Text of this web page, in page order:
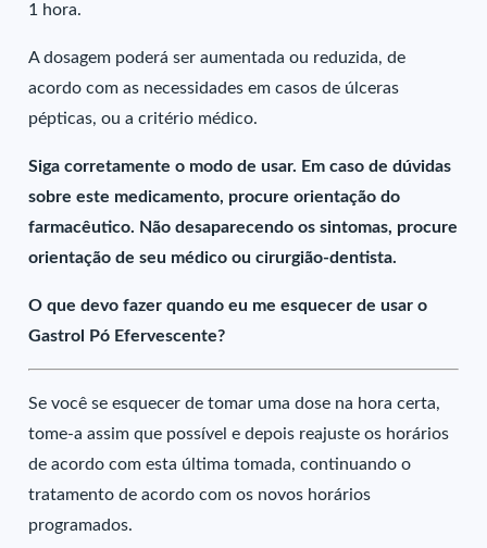
1 hora.
A dosagem poderá ser aumentada ou reduzida, de
acordo com as necessidades em casos de úlceras
pépticas, ou a critério médico.
Siga corretamente o modo de usar. Em caso de dúvidas
sobre este medicamento, procure orientação do
farmacêutico. Não desaparecendo os sintomas, procure
orientação de seu médico ou cirurgião-dentista.
O que devo fazer quando eu me esquecer de usar o
Gastrol Pó Efervescente?
Se você se esquecer de tomar uma dose na hora certa,
tome-a assim que possível e depois reajuste os horários
de acordo com esta última tomada, continuando o
tratamento de acordo com os novos horários
programados.